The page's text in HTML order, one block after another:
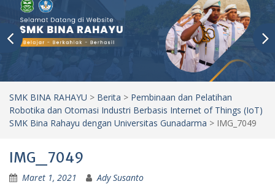
SMK BINA RAHAYU > Berita > Pembinaan dan Pelatihan
Robotika dan Otomasi Industri Berbasis Internet of Things (IoT)
SMK Bina Rahayu dengan Universitas Gunadarma > IMG_7049
IMG_7049
Maret 1, 2021 Ady Susanto